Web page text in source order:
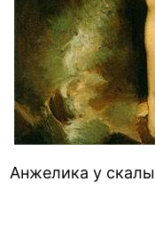
Анжелика у скалы